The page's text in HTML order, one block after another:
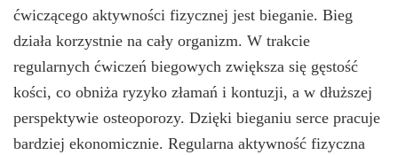
ćwiczącego aktywności fizycznej jest bieganie. Bieg
działa korzystnie na cały organizm. W trakcie
regularnych ćwiczeń biegowych zwiększa się gęstość
kości, co obniża ryzyko złamań i kontuzji, a w dłuższej
perspektywie osteoporozy. Dzięki bieganiu serce pracuje
bardziej ekonomicznie. Regularna aktywność fizyczna